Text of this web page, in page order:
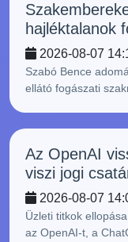
hajléktalanok
2026-08-07
Szabó Bence
ellátó fogászati
Az OpenAI
viszi jogi
2026-08-07
Üzleti titkok
az OpenAI-t, a